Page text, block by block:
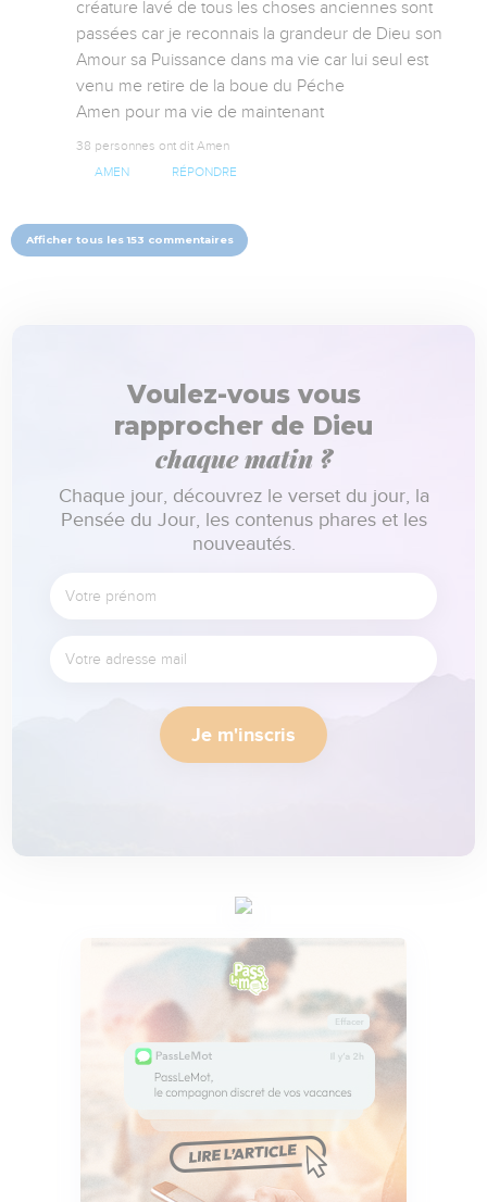
créature lavé de tous les choses anciennes sont
passées car je reconnais la grandeur de Dieu son
Amour sa Puissance dans ma vie car lui seul est
venu me retire de la boue du Péche
Amen pour ma vie de maintenant
38 personnes ont dit Amen
AMEN RÉPONDRE
Afficher tous les 153 commentaires
Voulez-vous vous
rapprocher de Dieu
chaque matin ?
Chaque jour, découvrez le verset du jour, la
Pensée du Jour, les contenus phares et les
nouveautés.
Je m'inscris